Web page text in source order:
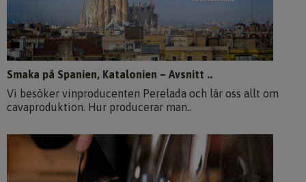
Smaka på Spanien, Katalonien – Avsnitt ..
Vi besöker vinproducenten Perelada och lär oss allt om
cavaproduktion. Hur producerar man..